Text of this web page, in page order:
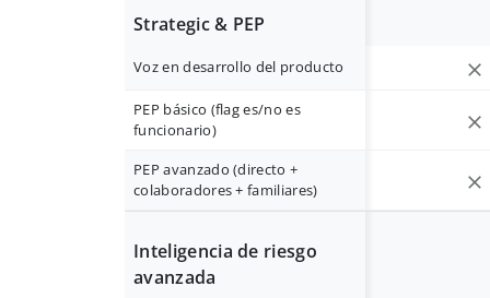
Strategic & PEP
Voz en desarrollo del producto
PEP básico (flag es/no es
funcionario)
PEP avanzado (directo +
colaboradores + familiares)
Inteligencia de riesgo
avanzada